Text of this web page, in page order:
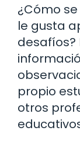
¿Cómo
le gusta
desafíos?
propio
otros